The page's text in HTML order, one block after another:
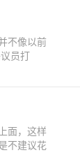
不像以前
最初的网络议员打
面，这样
不建议花